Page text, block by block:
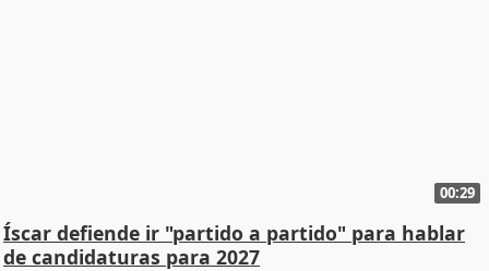
00:29
Íscar defiende ir "partido a partido" para hablar
de candidaturas para 2027